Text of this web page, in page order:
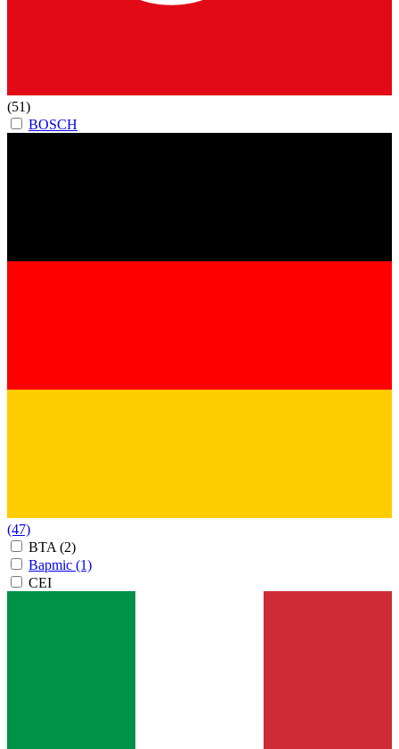
(51)
BOSCH
(47)
BTA (2)
Bapmic (1)
CEI